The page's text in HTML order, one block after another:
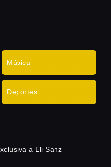
Música
Deportes
a Eli Sanz